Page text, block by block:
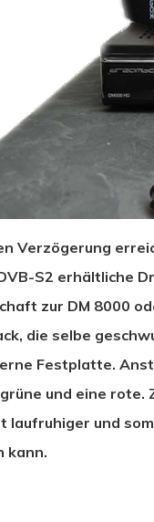
Suchen oder ESC
Verzögerung
S2 erhältliche
zur DM 8000
die selbe
Festplatte.
und eine
laufruhiger und
kann.